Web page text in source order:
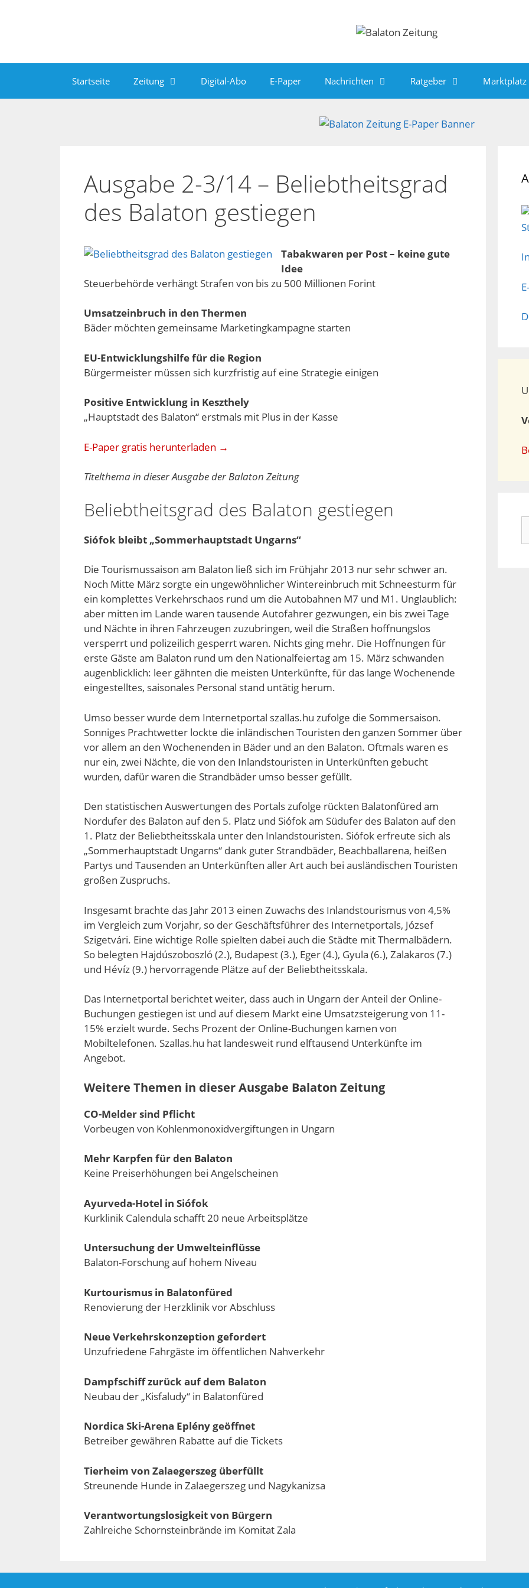
Startseite Zeitung Digital-Abo E-Paper Nachrichten Ratgeber Marktplatz
Ausgabe 2-3/14 – Beliebtheitsgrad
des Balaton gestiegen
Tabakwaren per Post – keine gute
Idee
Steuerbehörde verhängt Strafen von bis zu 500 Millionen Forint
Umsatzeinbruch in den Thermen
Bäder möchten gemeinsame Marketingkampagne starten
EU-Entwicklungshilfe für die Region
Bürgermeister müssen sich kurzfristig auf eine Strategie einigen
Positive Entwicklung in Keszthely
„Hauptstadt des Balaton“ erstmals mit Plus in der Kasse
E-Paper gratis herunterladen →
Titelthema in dieser Ausgabe der Balaton Zeitung
Beliebtheitsgrad des Balaton gestiegen
Siófok bleibt „Sommerhauptstadt Ungarns“
Die Tourismussaison am Balaton ließ sich im Frühjahr 2013 nur sehr schwer an.
Noch Mitte März sorgte ein ungewöhnlicher Wintereinbruch mit Schneesturm für
ein komplettes Verkehrschaos rund um die Autobahnen M7 und M1. Unglaublich:
aber mitten im Lande waren tausende Autofahrer gezwungen, ein bis zwei Tage
und Nächte in ihren Fahrzeugen zuzubringen, weil die Straßen hoffnungslos
versperrt und polizeilich gesperrt waren. Nichts ging mehr. Die Hoffnungen für
erste Gäste am Balaton rund um den Nationalfeiertag am 15. März schwanden
augenblicklich: leer gähnten die meisten Unterkünfte, für das lange Wochenende
eingestelltes, saisonales Personal stand untätig herum.
Umso besser wurde dem Internetportal szallas.hu zufolge die Sommersaison.
Sonniges Prachtwetter lockte die inländischen Touristen den ganzen Sommer über
vor allem an den Wochenenden in Bäder und an den Balaton. Oftmals waren es
nur ein, zwei Nächte, die von den Inlandstouristen in Unterkünften gebucht
wurden, dafür waren die Strandbäder umso besser gefüllt.
Den statistischen Auswertungen des Portals zufolge rückten Balatonfüred am
Nordufer des Balaton auf den 5. Platz und Siófok am Südufer des Balaton auf den
1. Platz der Beliebtheitsskala unter den Inlandstouristen. Siófok erfreute sich als
„Sommerhauptstadt Ungarns“ dank guter Strandbäder, Beachballarena, heißen
Partys und Tausenden an Unterkünften aller Art auch bei ausländischen Touristen
großen Zuspruchs.
Insgesamt brachte das Jahr 2013 einen Zuwachs des Inlandstourismus von 4,5%
im Vergleich zum Vorjahr, so der Geschäftsführer des Internetportals, József
Szigetvári. Eine wichtige Rolle spielten dabei auch die Städte mit Thermalbädern.
So belegten Hajdúszoboszló (2.), Budapest (3.), Eger (4.), Gyula (6.), Zalakaros (7.)
und Hévíz (9.) hervorragende Plätze auf der Beliebtheitsskala.
Das Internetportal berichtet weiter, dass auch in Ungarn der Anteil der Online-
Buchungen gestiegen ist und auf diesem Markt eine Umsatzsteigerung von 11-
15% erzielt wurde. Sechs Prozent der Online-Buchungen kamen von
Mobiltelefonen. Szallas.hu hat landesweit rund elftausend Unterkünfte im
Angebot.
Weitere Themen in dieser Ausgabe Balaton Zeitung
CO-Melder sind Pflicht
Vorbeugen von Kohlenmonoxidvergiftungen in Ungarn
Mehr Karpfen für den Balaton
Keine Preiserhöhungen bei Angelscheinen
Ayurveda-Hotel in Siófok
Kurklinik Calendula schafft 20 neue Arbeitsplätze
Untersuchung der Umwelteinflüsse
Balaton-Forschung auf hohem Niveau
Kurtourismus in Balatonfüred
Renovierung der Herzklinik vor Abschluss
Neue Verkehrskonzeption gefordert
Unzufriedene Fahrgäste im öffentlichen Nahverkehr
Dampfschiff zurück auf dem Balaton
Neubau der „Kisfaludy“ in Balatonfüred
Nordica Ski-Arena Eplény geöffnet
Betreiber gewähren Rabatte auf die Tickets
Tierheim von Zalaegerszeg überfüllt
Streunende Hunde in Zalaegerszeg und Nagykanizsa
Verantwortungslosigkeit von Bürgern
Zahlreiche Schornsteinbrände im Komitat Zala